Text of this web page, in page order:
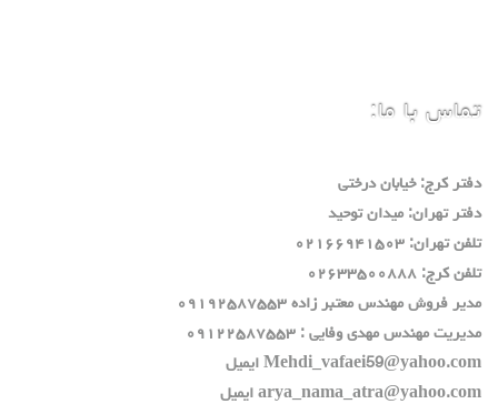
تماس با ما:
دفتر كرج: خيابان درختي
دفتر تهران: ميدان توحيد
تلفن تهران: ٠٢١٦٦٩٤١٥٠٣
تلفن كرج: ٠٢٦٣٣٥٠٠٨٨٨
مدير فروش مهندس معتبر زاده ٠٩١٩٢٥٨٧٥٥٣
مديريت مهندس مهدي وفايي : ٠٩١٢٢٥٨٧٥٥٣
Mehdi_vafaei59@yahoo.com ايميل
arya_nama_atra@yahoo.com ايميل